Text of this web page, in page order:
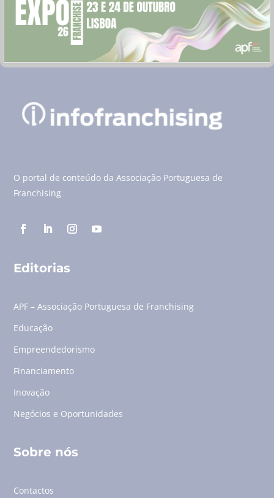
O portal de conteúdo da Associação Portuguesa de
Franchising
Editorias
APF – Associação Portuguesa de Franchising
Educação
Empreendedorismo
Financiamento
Inovação
Negócios e Oportunidades
Sobre nós
Contactos